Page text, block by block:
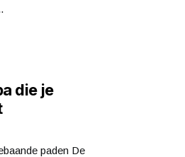
die je
paden De